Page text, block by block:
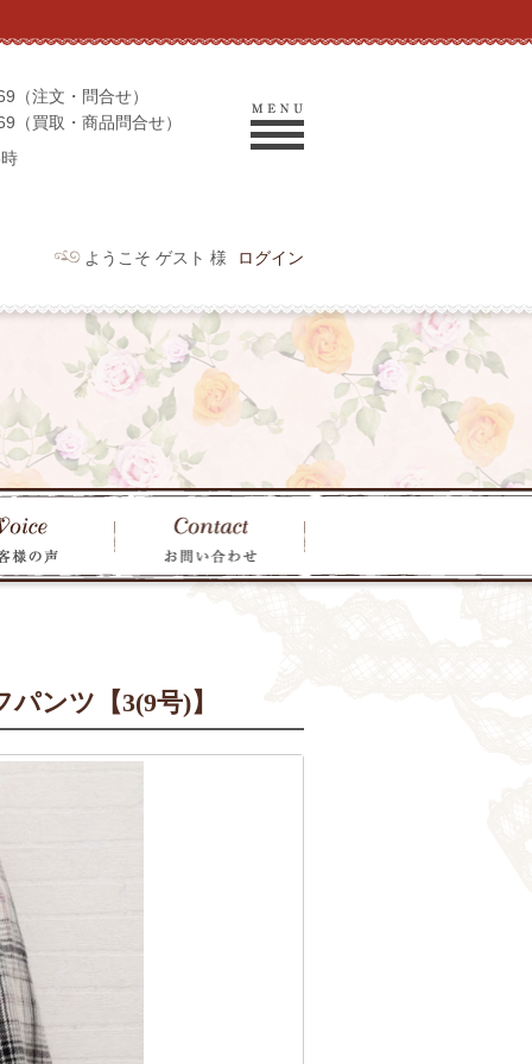
（注文・問合せ）
（買取・商品問合せ）
ようこそ ゲスト 様 ログイン
ンツ【3(9号)】